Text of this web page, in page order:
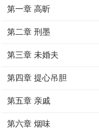
第一章 高昕
第二章 刑墨
第三章 未婚夫
第四章 提心吊胆
第五章 亲戚
第六章 烟味